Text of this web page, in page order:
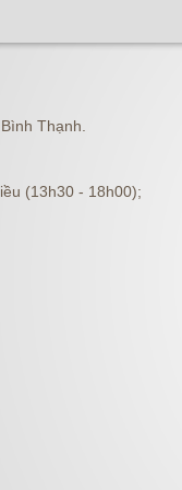
Thạnh.
(13h30 - 18h00);